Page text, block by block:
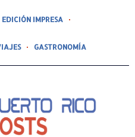
EDICIÓN IMPRESA
GASTRONOMÍA